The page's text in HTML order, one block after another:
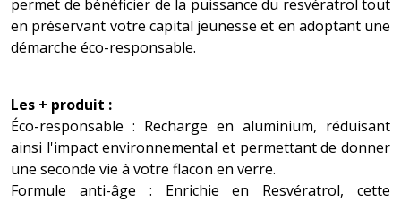
permet de bénéficier de la puissance du resvératrol tout
en préservant votre capital jeunesse et en adoptant une
démarche éco-responsable.
Les + produit :
Éco-responsable : Recharge en aluminium, réduisant
ainsi l'impact environnemental et permettant de donner
une seconde vie à votre flacon en verre.
Formule anti-âge : Enrichie en Resvératrol, cette